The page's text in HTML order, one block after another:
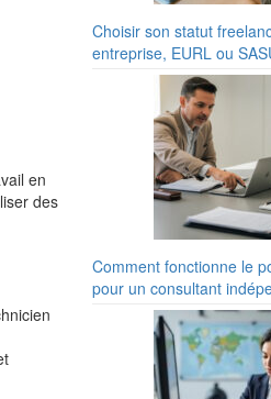
en
des
Choisir son statut
entreprise, EURL ou
Comment fonctionne le
pour un consultant